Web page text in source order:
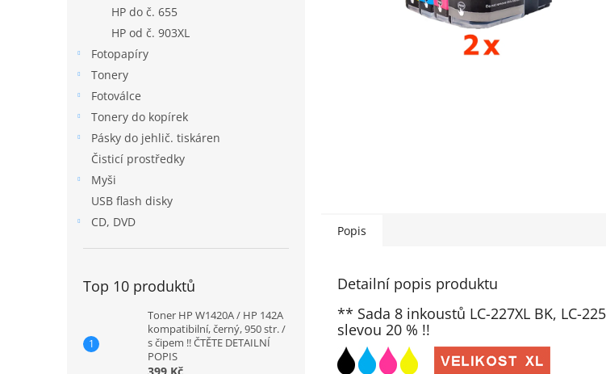
HP do č. 655
HP od č. 903XL
Fotopapíry
Tonery
Fotoválce
Tonery do kopírek
Pásky do jehlič. tiskáren
Čisticí prostředky
Myši
USB flash disky
CD, DVD
Top 10 produktů
Toner HP W1420A / HP 142A
kompatibilní, černý, 950 str. /
s čipem !! ČTĚTE DETAILNÍ
POPIS
Popis
Detailní popis produktu
** Sada 8 inkoustů LC-227XL BK, LC-
slevou 20 % !!